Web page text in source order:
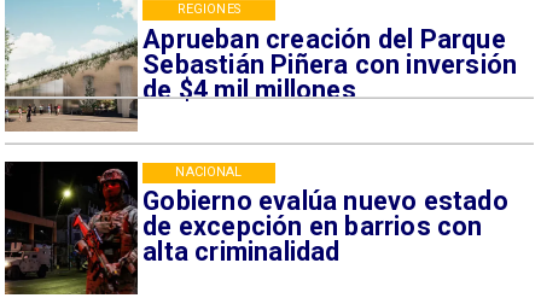
Aprueban creación del Parque
Sebastián Piñera con inversión
de $4 mil millones
REGIONES
Gobierno evalúa nuevo estado
de excepción en barrios con
alta criminalidad
NACIONAL